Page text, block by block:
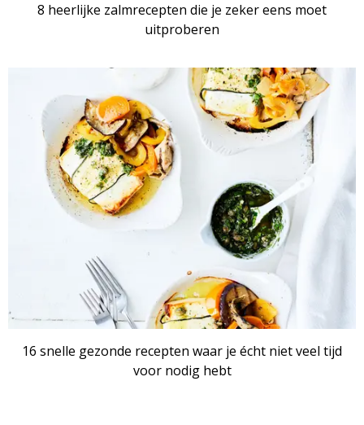
8 heerlijke zalmrecepten die je zeker eens moet
uitproberen
16 snelle gezonde recepten waar je écht niet veel tijd
voor nodig hebt